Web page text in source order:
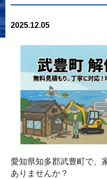
2025.12.05
愛知県知多郡武豊町で、
ありませんか？